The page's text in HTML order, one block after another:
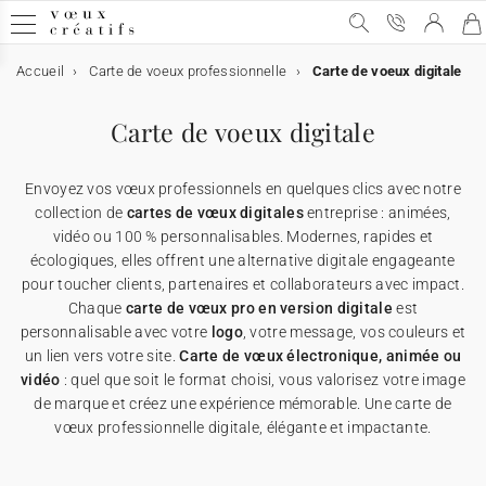
Carte de voeux
Carte de voeux
➞ Toutes les cartes de voeux
Carte de voeux avec dorure
Carte de voeux humour
Carte de voeux Noël
Carte de voeux originale
Carte de voeux digitale
Carte de voeux digitale
➞ Toutes les cartes digitales
Carte de voeux virtuelle
Carte de voeux vidéo
Carte de voeux vidéo premium
★ Demande de devis
Carte de voeux & chocolat
Carte de voeux & chocolat
➞ Toutes les cartes chocolats
Etui chocolat
Tablette chocolat
Carte avec deux chocolats
★ Demande d'échantillons
Calendrier personnalisé
Calendrier personnalisé
➞ Tous les calendriers
★ Demande de devis
Objets personnalisés
Objets personnalisés
➞ Tous les supports
Affiches
Appareils photos jetables
Cartes cadeau
Cartes de remerciements
Accueil Carte de voeux professionnelle Carte de voeux digitale
Carte de voeux digitale
Envoyez vos vœux professionnels en quelques clics avec notre
collection de cartes de vœux digitalesentreprise : animées,
vidéo ou 100 % personnalisables. Modernes, rapides et
écologiques, elles offrent une alternative digitale engageante
pour toucher clients, partenaires et collaborateurs avec impact.
Chaque carte de vœux pro en version digitaleest
personnalisable avec votre logo, votre message, vos couleurs et
un lien vers votre site.Carte de vœux électronique, animée ou
vidéo : quel que soit le format choisi, vous valorisez votre image
de marque et créez une expérience mémorable. Une carte de
vœux professionnelle digitale, élégante et impactante.